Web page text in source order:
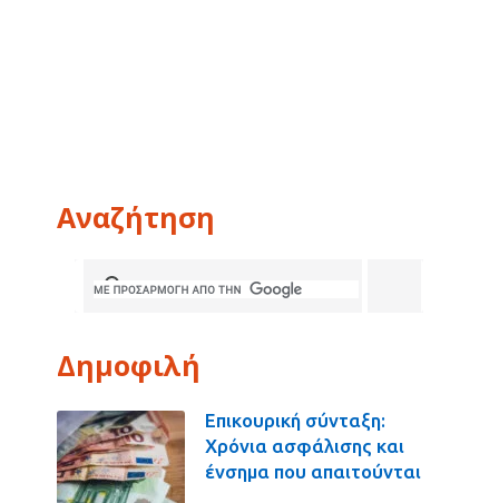
Αναζήτηση
Δημοφιλή
Επικουρική σύνταξη:
Χρόνια ασφάλισης και
ένσημα που απαιτούνται